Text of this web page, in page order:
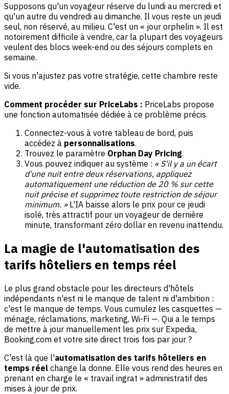
Supposons qu'un voyageur réserve du lundi au mercredi et
qu'un autre du vendredi au dimanche. Il vous reste un jeudi
seul, non réservé, au milieu. C'est un « jour orphelin ». Il est
notoirement difficile à vendre, car la plupart des voyageurs
veulent des blocs week-end ou des séjours complets en
semaine.
Si vous n'ajustez pas votre stratégie, cette chambre reste
vide.
Comment procéder sur PriceLabs : PriceLabs propose
une fonction automatisée dédiée à ce problème précis.
Connectez-vous à votre tableau de bord, puis
accédez à personnalisations.
Trouvez le paramètre Orphan Day Pricing.
Vous pouvez indiquer au système : « S'il y a un écart
d'une nuit entre deux réservations, appliquez
automatiquement une réduction de 20 % sur cette
nuit précise et supprimez toute restriction de séjour
minimum. »L'IA baisse alors le prix pour ce jeudi
isolé, très attractif pour un voyageur de dernière
minute, transformant zéro dollar en revenu inattendu.
La magie de l'automatisation des
tarifs hôteliers en temps réel
Le plus grand obstacle pour les directeurs d'hôtels
indépendants n'est ni le manque de talent ni d'ambition :
c'est le manque de temps. Vous cumulez les casquettes —
ménage, réclamations, marketing, Wi-Fi —. Qui a le temps
de mettre à jour manuellement les prix sur Expedia,
Booking.com et votre site direct trois fois par jour ?
C'est là que l'automatisation des tarifs hôteliers en
temps réel change la donne. Elle vous rend des heures en
prenant en charge le « travail ingrat » administratif des
mises à jour de prix.